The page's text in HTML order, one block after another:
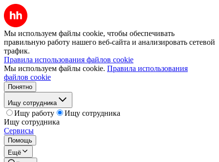
Мы используем файлы cookie, чтобы обеспечивать
правильную работу нашего веб-сайта и анализировать сетевой
трафик.
Правила использования файлов cookie
Мы используем файлы cookie. Правила использования
файлов cookie
Понятно
Ищу сотрудника
Ищу работу
Ищу сотрудника
Ищу сотрудника
Сервисы
Помощь
Ещё